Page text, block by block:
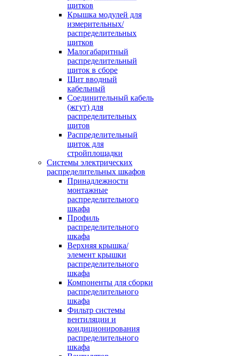
щитков
Крышка модулей для
измерительных/
распределительных
щитков
Малогабаритный
распределительный
щиток в сборе
Щит вводный
кабельный
Соединительный кабель
(жгут) для
распределительных
щитов
Распределительный
щиток для
стройплощадки
Системы электрических
распределительных шкафов
Принадлежности
монтажные
распределительного
шкафа
Профиль
распределительного
шкафа
Верхняя крышка/
элемент крышки
распределительного
шкафа
Компоненты для сборки
распределительного
шкафа
Фильтр системы
вентиляции и
кондиционирования
распределительного
шкафа